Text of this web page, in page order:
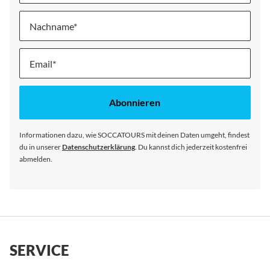
Nachname
Melde
für
Abonnieren
Informationen dazu, wie SOCCATOURS mit deinen Daten umgeht, findest
du in unsererDatenschutzerklärung. Du kannst dich jederzeit kostenfrei
abmelden.
SERVICE